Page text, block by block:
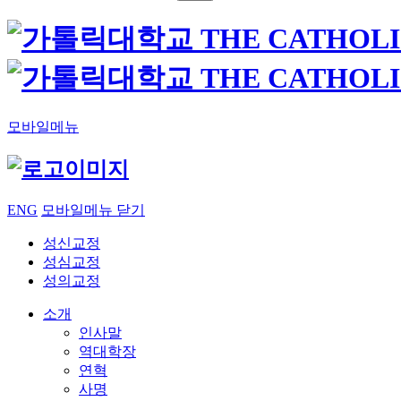
모바일메뉴
ENG 모바일메뉴 닫기
성신교정
성심교정
성의교정
소개
인사말
역대학장
연혁
사명